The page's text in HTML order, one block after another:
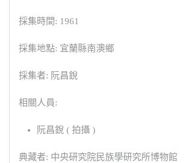
採集時間: 1961
採集地點: 宜蘭縣南澳鄉
採集者: 阮昌銳
相關人員:
阮昌銳 ( 拍攝 )
典藏者: 中央研究院民族學研究所博物館